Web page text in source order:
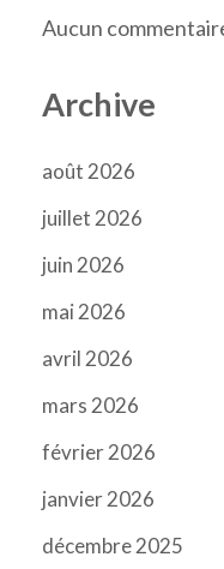
Aucun
Archive
août 2026
juillet 2026
juin 2026
mai 2026
avril 2026
mars 2026
février 2026
janvier 2026
décembre 2025